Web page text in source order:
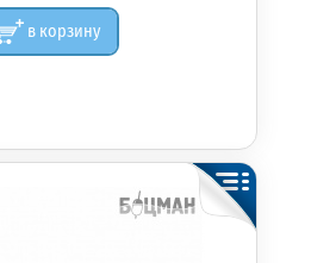
в корзину